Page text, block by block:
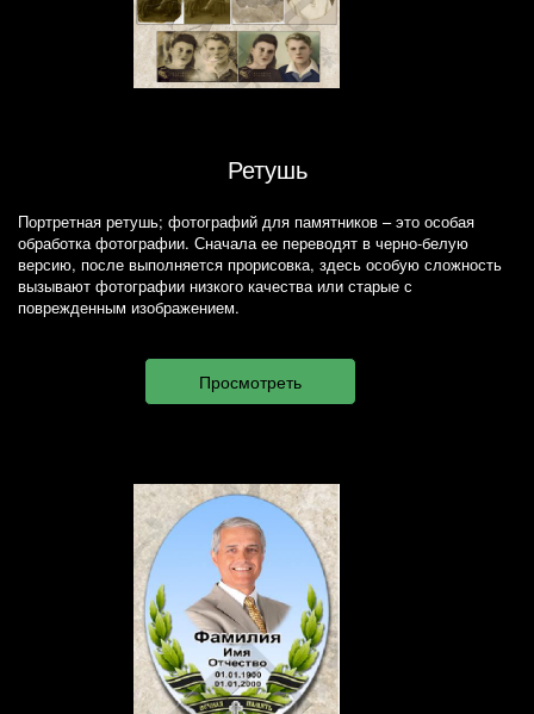
Ретушь
Портретная ретушь; фотографий для памятников – это особая
обработка фотографии. Сначала ее переводят в черно-белую
версию, после выполняется прорисовка, здесь особую сложность
вызывают фотографии низкого качества или старые с
поврежденным изображением.